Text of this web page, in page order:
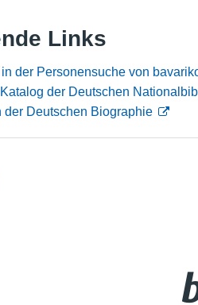
Links
der Personensuche von
der Deutschen
der Deutschen Biographie